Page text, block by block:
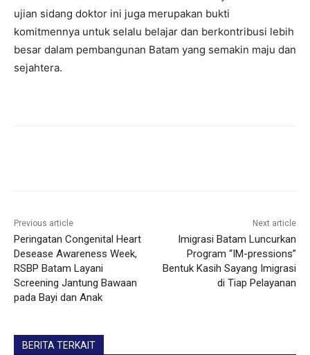
ujian sidang doktor ini juga merupakan bukti
komitmennya untuk selalu belajar dan berkontribusi lebih
besar dalam pembangunan Batam yang semakin maju dan
sejahtera.
Previous article
Peringatan Congenital Heart
Desease Awareness Week,
RSBP Batam Layani
Screening Jantung Bawaan
pada Bayi dan Anak
Next article
Imigrasi Batam Luncurkan
Program “IM-pressions”
Bentuk Kasih Sayang Imigrasi
di Tiap Pelayanan
BERITA TERKAIT